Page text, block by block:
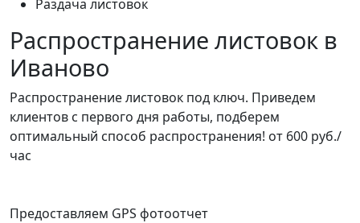
Раздача листовок
Распространение листовок в
Иваново
Распространение листовок под ключ. Приведем
клиентов с первого дня работы, подберем
оптимальный способ распространения! от 600 руб./
час
Предоставляем GPS фотоотчет